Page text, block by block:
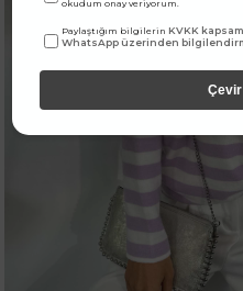
okudum onay veriyorum.
Paylaştığım bilgilerinKVKK
WhatsApp üzerinden